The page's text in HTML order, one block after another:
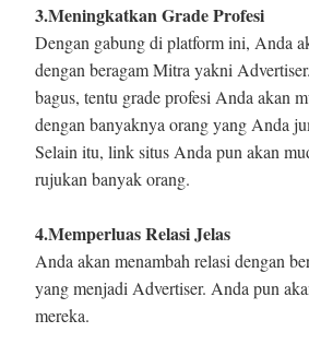
3.Meningkatkan Grade Profesi
Dengan gabung di platform ini, Anda
dengan beragam Mitra yakni
bagus, tentu grade profesi Anda akan
dengan banyaknya orang yang Anda
Selain itu, link situs Anda pun akan
rujukan banyak orang.
4.Memperluas Relasi Jelas
Anda akan menambah relasi dengan
yang menjadi Advertiser. Anda pun
mereka.